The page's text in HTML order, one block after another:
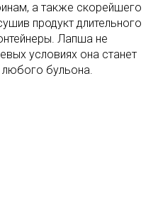
а также скорейшего
продукт длительного
Лапша не
условиях она станет
бульона.